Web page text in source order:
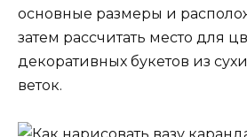
основные размеры и
затем рассчитать место для
декоративных букетов из
веток.